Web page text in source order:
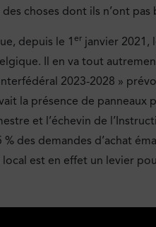
choses dont ils n’ont
depuis le 1 er janvier 2021,
Il en va tout
2023-2028 »
la présence de
et l’échevin de
des demandes d’achat
est en effet un levier